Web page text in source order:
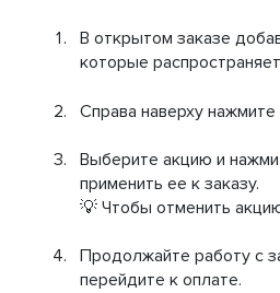
В открытом заказе
которые
Справа наверху нажмите
Выберите акцию и
применить ее к заказу.
💡 Чтобы отменить
Продолжайте работу с
перейдите к оплате.